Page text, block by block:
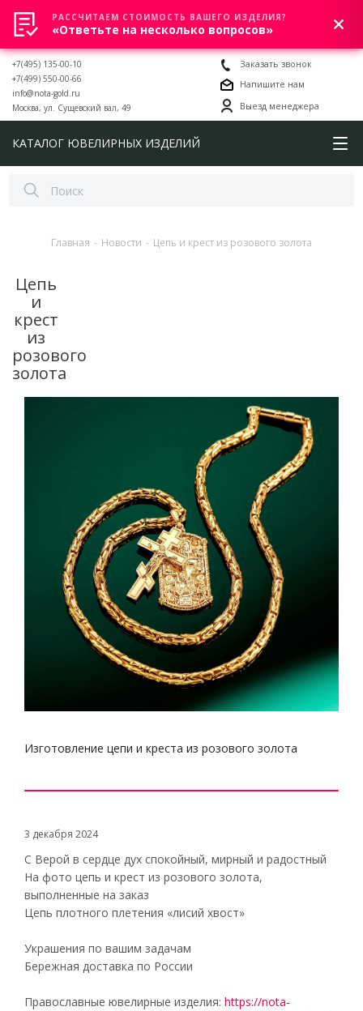
0
+7(495) 135-00-10
+7(499) 550-00-66
info@nota-gold.ru
Москва, ул. Сущевский вал, 49
Заказать звонок
Напишите нам
Выезд менеджера
КАТАЛОГ ЮВЕЛИРНЫХ ИЗДЕЛИЙ
Главная - Новости - Цепь и крест из розового золота
Цепь
и
крест
из
розового
золота
Изготовление цепи и креста из розового золота
3 декабря 2024
С Верой в сердце дух спокойный, мирный и радостный
На фото цепь и крест из розового золота,
выполненные на заказ
Цепь плотного плетения «лисий хвост»
Украшения по вашим задачам
Бережная доставка по России
Православные ювелирные изделия: https://nota-
РАССЧИТАЕМ СТОИМОСТЬ ВАШЕГО ИЗДЕЛИЯ?
«Ответьте на несколько вопросов»